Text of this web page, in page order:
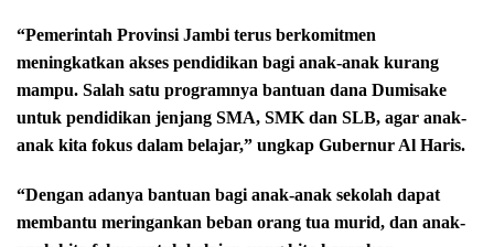
“Pemerintah Provinsi Jambi terus berkomitmen
meningkatkan akses pendidikan bagi anak-anak kurang
mampu. Salah satu programnya bantuan dana Dumisake
untuk pendidikan jenjang SMA, SMK dan SLB, agar anak-
anak kita fokus dalam belajar,” ungkap Gubernur Al Haris.
“Dengan adanya bantuan bagi anak-anak sekolah dapat
membantu meringankan beban orang tua murid, dan anak-